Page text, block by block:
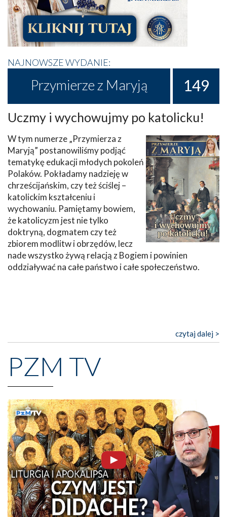
NAJNOWSZE WYDANIE:
Przymierze z Maryją 149
Uczmy i wychowujmy po katolicku!
W tym numerze „Przymierza z
Maryją” postanowiliśmy podjąć
tematykę edukacji młodych pokoleń
Polaków. Pokładamy nadzieję w
chrześcijańskim, czy też ściślej –
katolickim kształceniu i
wychowaniu. Pamiętamy bowiem,
że katolicyzm jest nie tylko
doktryną, dogmatem czy też
zbiorem modlitw i obrzędów, lecz
nade wszystko żywą relacją z Bogiem i powinien
oddziaływać na całe państwo i całe społeczeństwo.
czytaj dalej >
PZM TV